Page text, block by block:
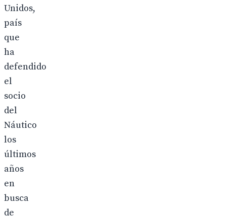
Unidos,
país
que
ha
defendido
el
socio
del
Náutico
los
últimos
años
en
busca
de